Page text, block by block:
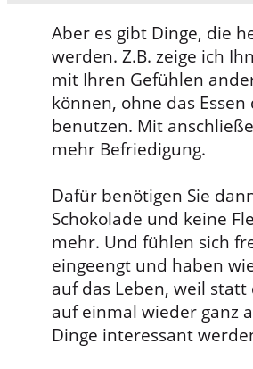
Aber es gibt Dinge, die
werden. Z.B. zeige ich
mit Ihren Gefühlen
können, ohne das Essen
benutzen. Mit
mehr Befriedigung.
Dafür benötigen Sie
Schokolade und keine
mehr. Und fühlen sich
eingeengt und haben
auf das Leben, weil statt
auf einmal wieder ganz
Dinge interessant